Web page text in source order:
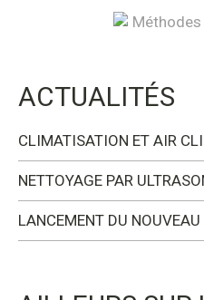
ACTUALITÉS
CLIMATISATION ET AIR
NETTOYAGE PAR
LANCEMENT DU NOUVEAU